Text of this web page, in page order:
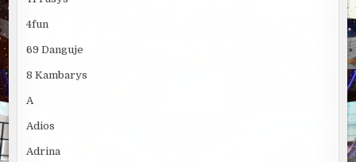
4fun
69 Danguje
8 Kambarys
A
Adios
Adrina